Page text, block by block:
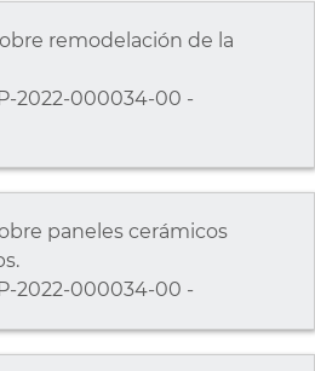
remodelación de la
2022-000034-00 -
paneles cerámicos
2022-000034-00 -